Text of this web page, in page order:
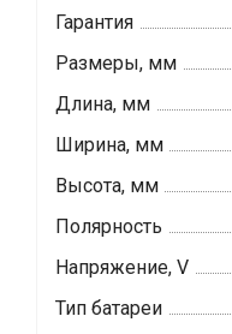
Гарантия
Размеры, мм
Длина, мм
Ширина, мм
Высота, мм
Полярность
Напряжение, V
Тип батареи